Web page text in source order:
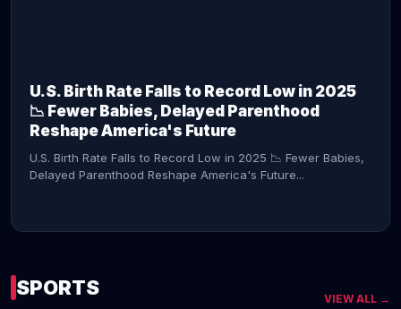
U.S. Birth Rate Falls to Record Low in 2025
📉 Fewer Babies, Delayed Parenthood
Reshape America's Future
U.S. Birth Rate Falls to Record Low in 2025 📉 Fewer Babies,
Delayed Parenthood Reshape America's Future...
SPORTS VIEW ALL →